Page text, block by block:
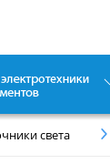
света